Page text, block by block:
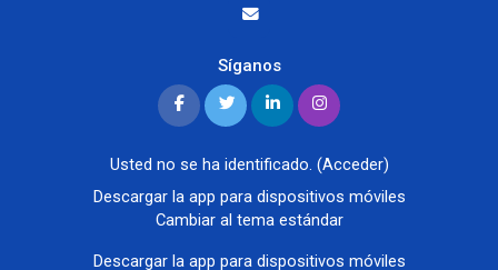
Síganos
Usted no se ha identificado. (Acceder)
Descargar la app para dispositivos móviles
Cambiar al tema estándar
Descargar la app para dispositivos móviles